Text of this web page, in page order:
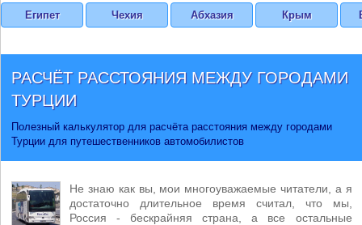
Египет Чехия Абхазия Крым
РАСЧЁТ РАССТОЯНИЯ МЕЖДУ ГОРОДАМИ
ТУРЦИИ
Полезный калькулятор для расчёта расстояния между городами
Турции для путешественников автомобилистов
Не знаю как вы, мои многоуважаемые читатели, а я
достаточно длительное время считал, что мы,
Россия - бескрайняя страна, а все остальные